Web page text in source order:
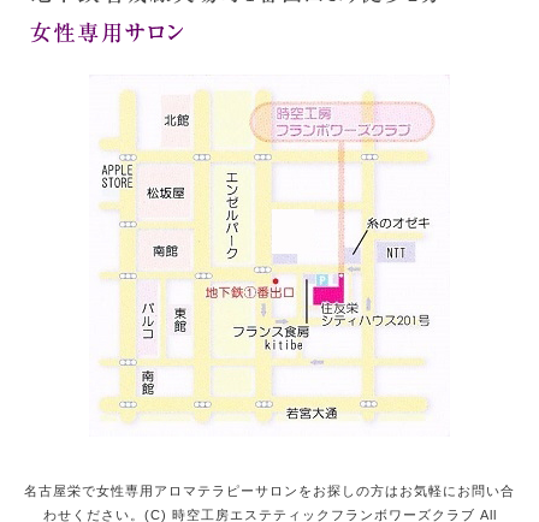
名古屋栄で女性専用アロマテラピーサロンをお探しの方はお気軽にお問い合
わせください。(C) 時空工房エステティックフランボワーズクラブ All